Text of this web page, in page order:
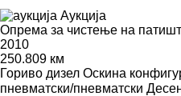
Аукција
Опрема за чистење на
2010
250.809 км
Гориво дизел Оскина
пневматски/пневматски